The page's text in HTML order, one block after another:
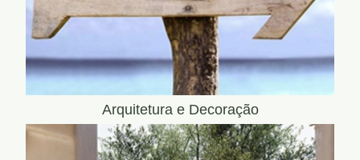
Arquitetura e Decoração